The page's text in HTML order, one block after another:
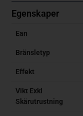
Egenskaper
Ean
Bränsletyp
Effekt
Vikt Exkl
Skärutrustning